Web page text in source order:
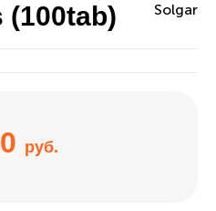
(100tab) Solgar
руб.